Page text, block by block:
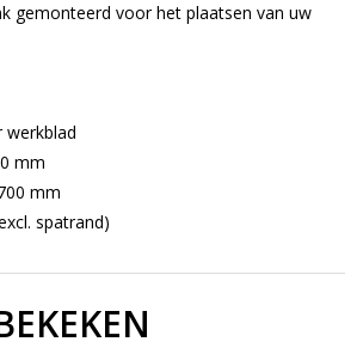
gemonteerd voor het plaatsen van uw
werkblad
mm
mm
spatrand)